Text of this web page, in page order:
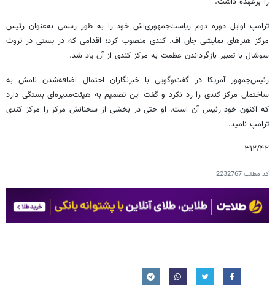
ترامپ اوایل دوره دوم ریاست‌جمهوری‌اش خود را به طور رسمی به‌عنوان رئیس
مرکز هنرهای نمایشی جان اف. کندی منصوب کرد؛ اقدامی که در پستی در تروث
سوشال با تعبیر بازگرداندن عظمت به مرکز کندی از آن یاد شد.
رئیس‌جمهور آمریکا در گفت‌وگویی با خبرنگاران احتمال اضافه‌شدن نامش به
ساختمان مرکز کندی را رد نکرد و گفت این تصمیم به هیئت‌مدیره‌ای بستگی دارد
که اکنون خود رئیس آن است. او حتی در بخشی از سخنانش مرکز را مرکز کندی
ترامپ نامید.
۳۱۲/۴۲
کد مطلب2232767